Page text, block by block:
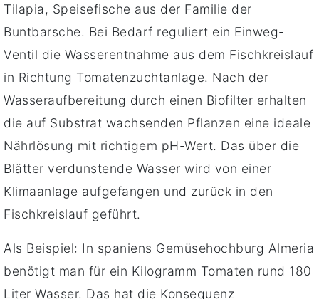
Tilapia, Speisefische aus der Familie der
Buntbarsche. Bei Bedarf reguliert ein Einweg-
Ventil die Wasserentnahme aus dem Fischkreislauf
in Richtung Tomatenzuchtanlage. Nach der
Wasseraufbereitung durch einen Biofilter erhalten
die auf Substrat wachsenden Pflanzen eine ideale
Nährlösung mit richtigem pH-Wert. Das über die
Blätter verdunstende Wasser wird von einer
Klimaanlage aufgefangen und zurück in den
Fischkreislauf geführt.
Als Beispiel: In spaniens Gemüsehochburg Almeria
benötigt man für ein Kilogramm Tomaten rund 180
Liter Wasser. Das hat die Konsequenz